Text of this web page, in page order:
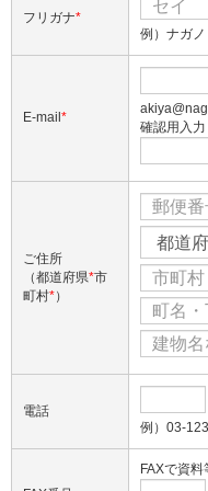
フリガナ*
例）ナガ
E-mail *
確認用入力
ご住所
（都道府県*市
町村*）
電話
例）03-
FAXで資